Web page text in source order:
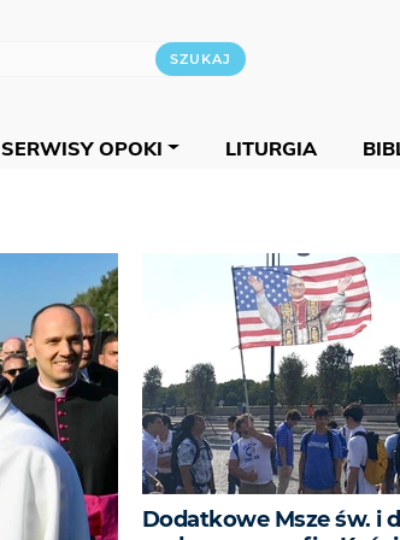
SERWISY OPOKI LITURGIA
Dodatkowe Msze św. i